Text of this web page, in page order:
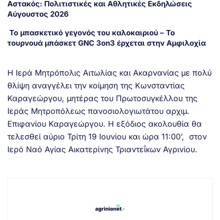
Αστακός: Πολιτιστικές και Αθλητικές Εκδηλώσεις
Αύγουστος 2026
Το μπασκετικό γεγονός του καλοκαιριού – Το
τουρνουά μπάσκετ GNC 3on3 έρχεται στην Αμφιλοχία
Η Ιερά Μητρόπολις Αιτωλίας και Ακαρνανίας με πολύ
θλίψη αναγγέλει την κοίμηση της Κωνσταντίας
Καραγεώργου, μητέρας του Πρωτοσυγκέλλου της
Ιεράς Μητροπόλεως πανοσιολογιωτάτου αρχιμ.
Επιφανίου Καραγεώργου. Η εξόδιος ακολουθία θα
τελεσθεί αύριο Τρίτη 19 Ιουνίου και ώρα 11:00’, στον
Ιερό Ναό Αγίας Αικατερίνης Τριαντεΐκων Αγρινίου.